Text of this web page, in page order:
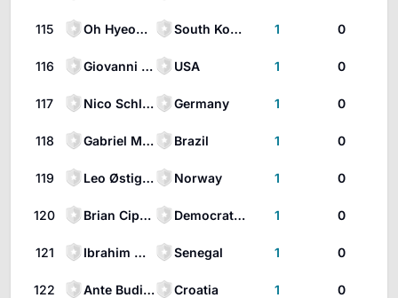
115 Oh Hyeon-gyu South Korea 1 0
116 Giovanni Reyna USA 1 0
117 Nico Schlotterbeck Germany 1 0
118 Gabriel Martinelli Brazil 1 0
119 Leo Østigård Norway 1 0
120 Brian Cipenga Democratic Republic of the Congo 1 0
121 Ibrahim Mbaye Senegal 1 0
122 Ante Budimir Croatia 1 0